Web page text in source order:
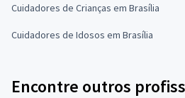
Cuidadores de Crianças em Brasília
Cuidadores de Idosos em Brasília
Encontre outros